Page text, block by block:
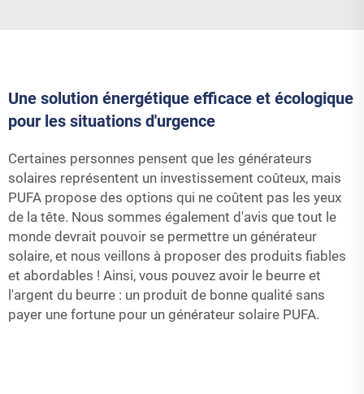
Une solution énergétique efficace et écologique
pour les situations d'urgence
Certaines personnes pensent que les générateurs
solaires représentent un investissement coûteux, mais
PUFA propose des options qui ne coûtent pas les yeux
de la tête. Nous sommes également d'avis que tout le
monde devrait pouvoir se permettre un générateur
solaire, et nous veillons à proposer des produits fiables
et abordables ! Ainsi, vous pouvez avoir le beurre et
l'argent du beurre : un produit de bonne qualité sans
payer une fortune pour un générateur solaire PUFA.